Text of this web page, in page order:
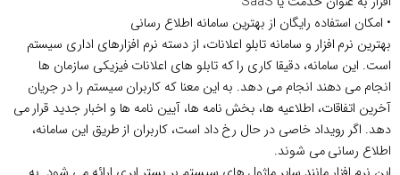
• امکان استفاده رایگان از بهترین سامانه اطلاع رسانی
بهترین نرم افزار و سامانه تابلو اعلانات، از دسته نرم افزارهای اداری سیستم
است. این سامانه، دقیقا کاری را که تابلو های اعلانات فیزیکی سازمان ها
انجام می دهند انجام می دهد. به این معنا که کاربران سیستم را در جریان
آخرین اتفاقات، اطلاعیه ها، بخش نامه ها، آیین نامه ها و اخبار جدید قرار می
دهد. اگر رویداد خاصی در حال رخ داد است، کاربران از طریق این سامانه،
اطلاع رسانی می شوند.